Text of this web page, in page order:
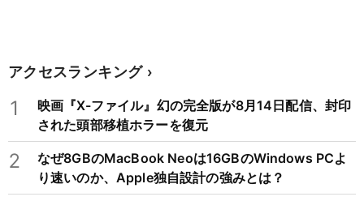
アクセスランキング
1
映画『X-ファイル』幻の完全版が8月14日配信、封印
された頭部移植ホラーを復元
2
なぜ8GBのMacBook Neoは16GBのWindows PCよ
り速いのか、Apple独自設計の強みとは？